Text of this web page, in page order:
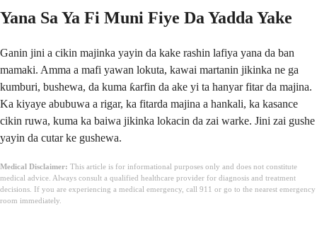
Yana Sa Ya Fi Muni Fiye Da Yadda Yake
Ganin jini a cikin majinka yayin da kake rashin lafiya yana da ban
mamaki. Amma a mafi yawan lokuta, kawai martanin jikinka ne ga
kumburi, bushewa, da kuma ƙarfin da ake yi ta hanyar fitar da majina.
Ka kiyaye abubuwa a rigar, ka fitarda majina a hankali, ka kasance
cikin ruwa, kuma ka baiwa jikinka lokacin da zai warke. Jini zai gushe
yayin da cutar ke gushewa.
Medical Disclaimer: This article is for informational purposes only and does not constitute
medical advice. Always consult a qualified healthcare provider for diagnosis and treatment
decisions. If you are experiencing a medical emergency, call 911 or go to the nearest emergency
room immediately.